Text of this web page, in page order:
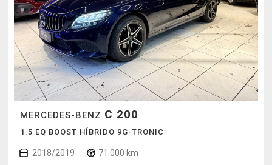
MERCEDES-BENZ C 200
1.5 EQ BOOST HÍBRIDO 9G-TRONIC
2018/2019 71.000 km